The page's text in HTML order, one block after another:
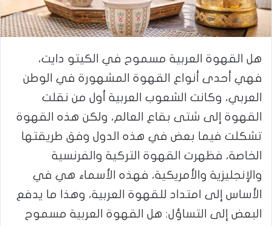
هل القهوة العربية مسموح في الكيتو دايت،
فهي أحدى أنواع القهوة المشهورة في الوطن
العربي، وكانت الشعوب العربية أول من نقلت
القهوة إلى شتى بقاع العالم، ولكن هذه القهوة
تشكلت فيما بعض في هذه الدول وفق طريقتها
الخاصة، فظهرت القهوة التركية والفرنسية
والإنجليزية والأمريكية، فهذه الأسماء هي في
الأساس إلى امتداد للقهوة العربية، وهذا ما يدفع
البعض إلى التساؤل: هل القهوة العربية مسموح